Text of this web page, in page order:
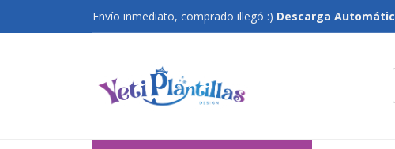
Envío inmediato, comprado illegó :) Descarga